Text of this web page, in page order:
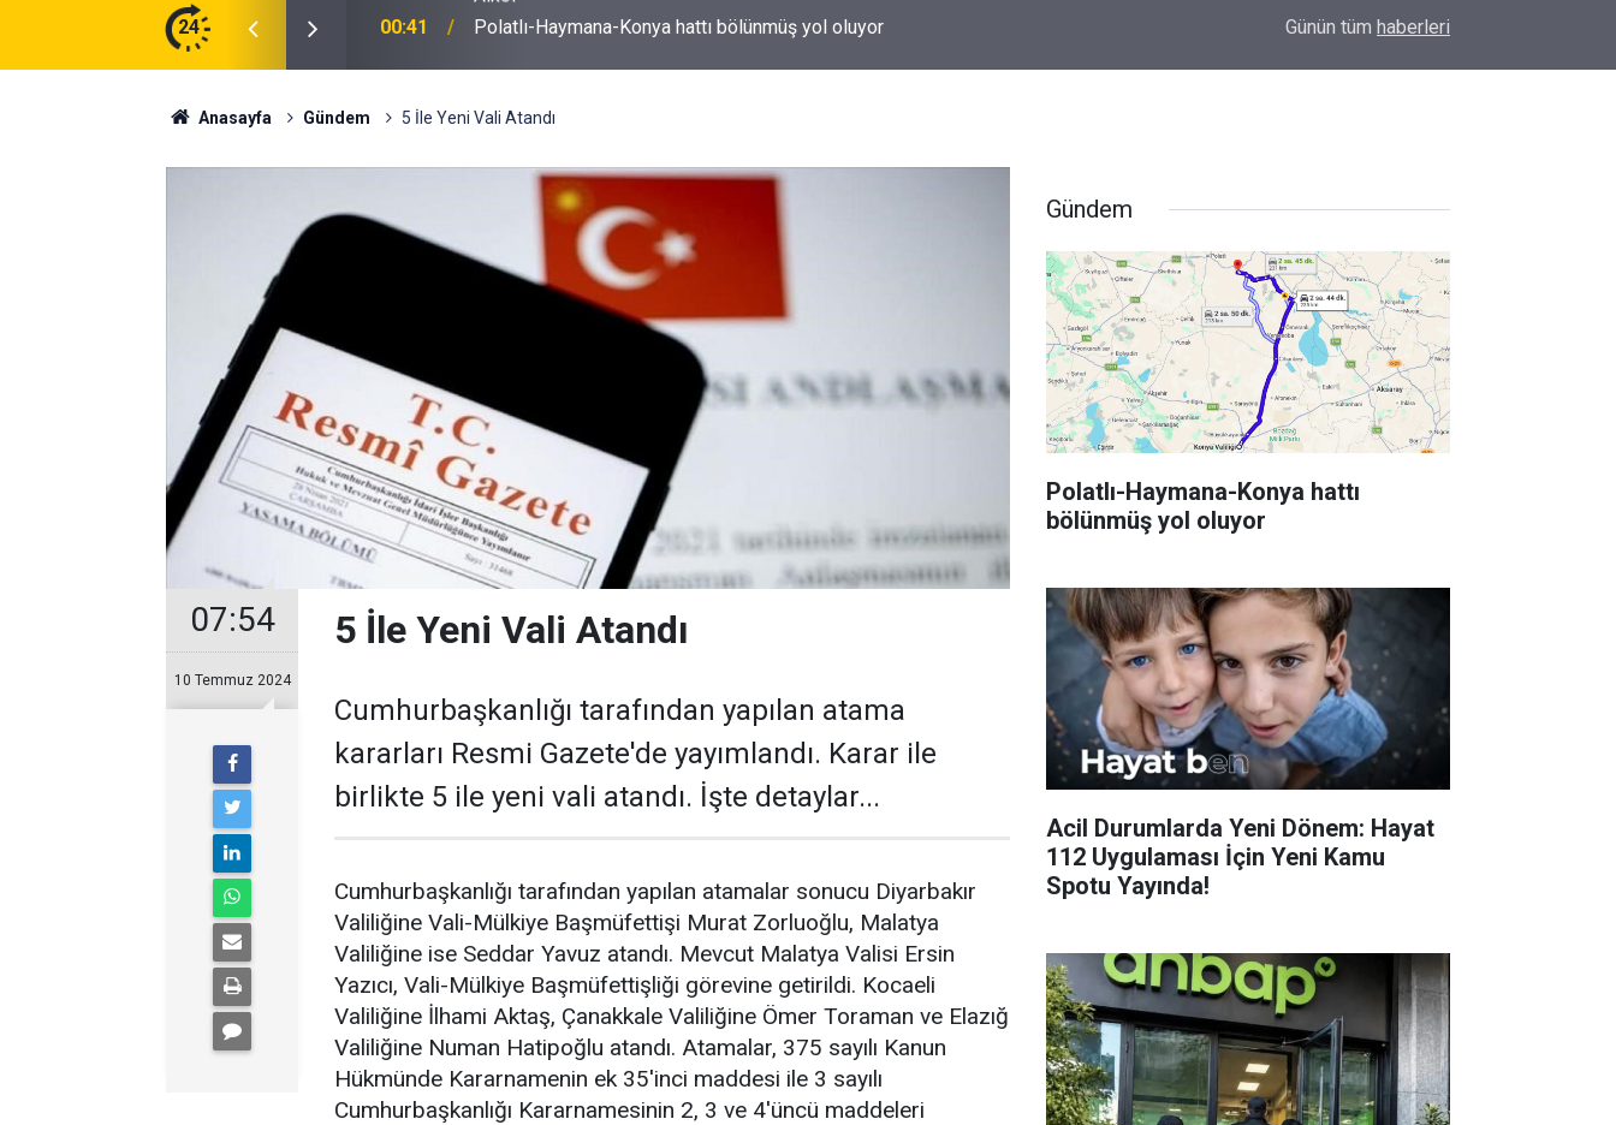
24
Otomobilde Şoke Eden Sonuç: 1.89 Promil
00:41 Polatlı-Haymana-Konya hattı bölünmüş yol oluyor Erkin Koray'ı bir tek onlar hatırladı
Günün tüm haberleri
Anasayfa Gündem 5 İle Yeni Vali Atandı
07:54
10 Temmuz 2024
5 İle Yeni Vali Atandı
Cumhurbaşkanlığı tarafından yapılan atama
kararları Resmi Gazete'de yayımlandı. Karar ile
birlikte 5 ile yeni vali atandı. İşte detaylar...
Cumhurbaşkanlığı tarafından yapılan atamalar sonucu Diyarbakır
Valiliğine Vali-Mülkiye Başmüfettişi Murat Zorluoğlu, Malatya
Valiliğine ise Seddar Yavuz atandı. Mevcut Malatya Valisi Ersin
Yazıcı, Vali-Mülkiye Başmüfettişliği görevine getirildi. Kocaeli
Valiliğine İlhami Aktaş, Çanakkale Valiliğine Ömer Toraman ve Elazığ
Valiliğine Numan Hatipoğlu atandı. Atamalar, 375 sayılı Kanun
Hükmünde Kararnamenin ek 35'inci maddesi ile 3 sayılı
Cumhurbaşkanlığı Kararnamesinin 2, 3 ve 4'üncü maddeleri
Gündem
Polatlı-Haymana-Konya hattı
bölünmüş yol oluyor
Acil Durumlarda Yeni Dönem: Hayat
112 Uygulaması İçin Yeni Kamu
Spotu Yayında!